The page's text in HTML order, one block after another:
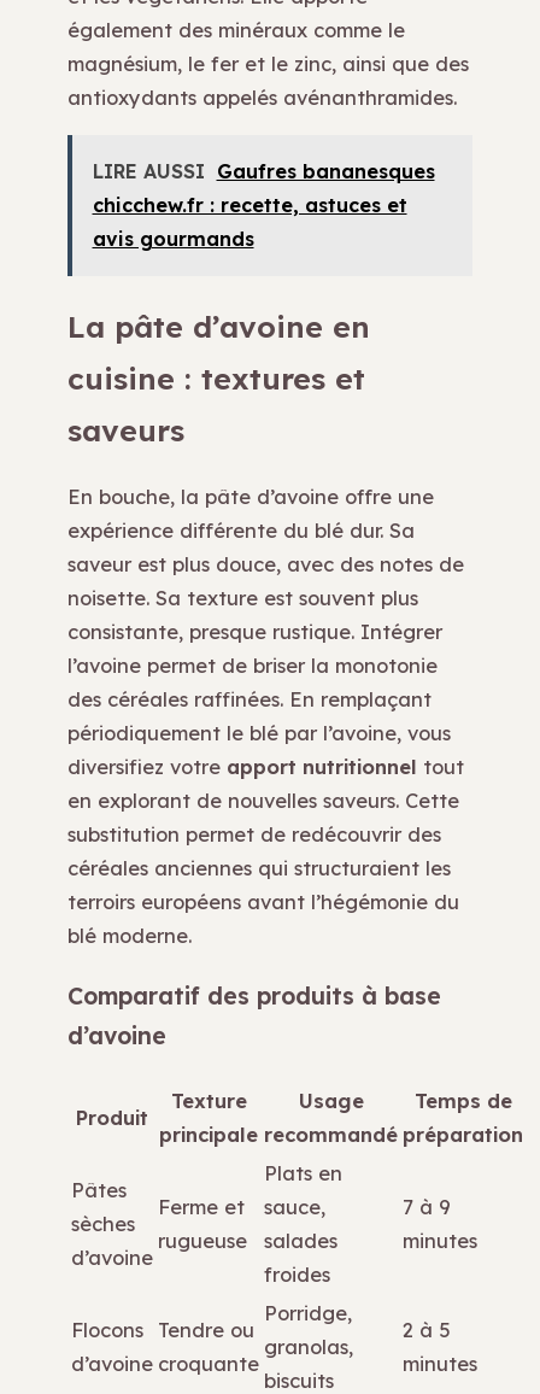
également des minéraux comme le
magnésium, le fer et le zinc, ainsi que des
antioxydants appelés avénanthramides.
LIRE AUSSI Gaufres bananesques
chicchew.fr : recette, astuces et
avis gourmands
La pâte d’avoine en
cuisine : textures et
saveurs
En bouche, la pâte d’avoine offre une
expérience différente du blé dur. Sa
saveur est plus douce, avec des notes de
noisette. Sa texture est souvent plus
consistante, presque rustique. Intégrer
l’avoine permet de briser la monotonie
des céréales raffinées. En remplaçant
périodiquement le blé par l’avoine, vous
diversifiez votre apport nutritionnel tout
en explorant de nouvelles saveurs. Cette
substitution permet de redécouvrir des
céréales anciennes qui structuraient les
terroirs européens avant l’hégémonie du
blé moderne.
Comparatif des produits à base
d’avoine
Produit
Texture
principale
Usage
recommandé
Temps de
préparation
Pâtes
sèches
d’avoine
Ferme et
rugueuse
Plats en
sauce,
salades
froides
7 à 9
minutes
Flocons
d’avoine
Tendre ou
croquante
Porridge,
granolas,
biscuits
2 à 5
minutes